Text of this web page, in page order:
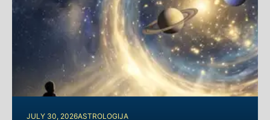
JULY 30, 2026ASTROLOGIJA